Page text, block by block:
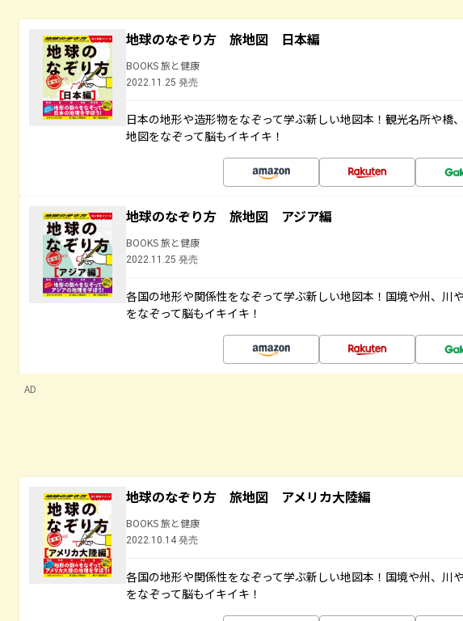
地球のなぞり方 旅地図 日本編
BOOKS 旅と健康
2022.11.25 発売
日本の地形や造形物をなぞって学ぶ新しい地図本！観光名所や橋
地図をなぞって脳もイキイキ！
地球のなぞり方 旅地図 アジア編
BOOKS 旅と健康
2022.11.25 発売
各国の地形や関係性をなぞって学ぶ新しい地図本！国境や州、川
をなぞって脳もイキイキ！
AD
地球のなぞり方 旅地図 アメリカ大陸編
BOOKS 旅と健康
2022.10.14 発売
各国の地形や関係性をなぞって学ぶ新しい地図本！国境や州、川
をなぞって脳もイキイキ！